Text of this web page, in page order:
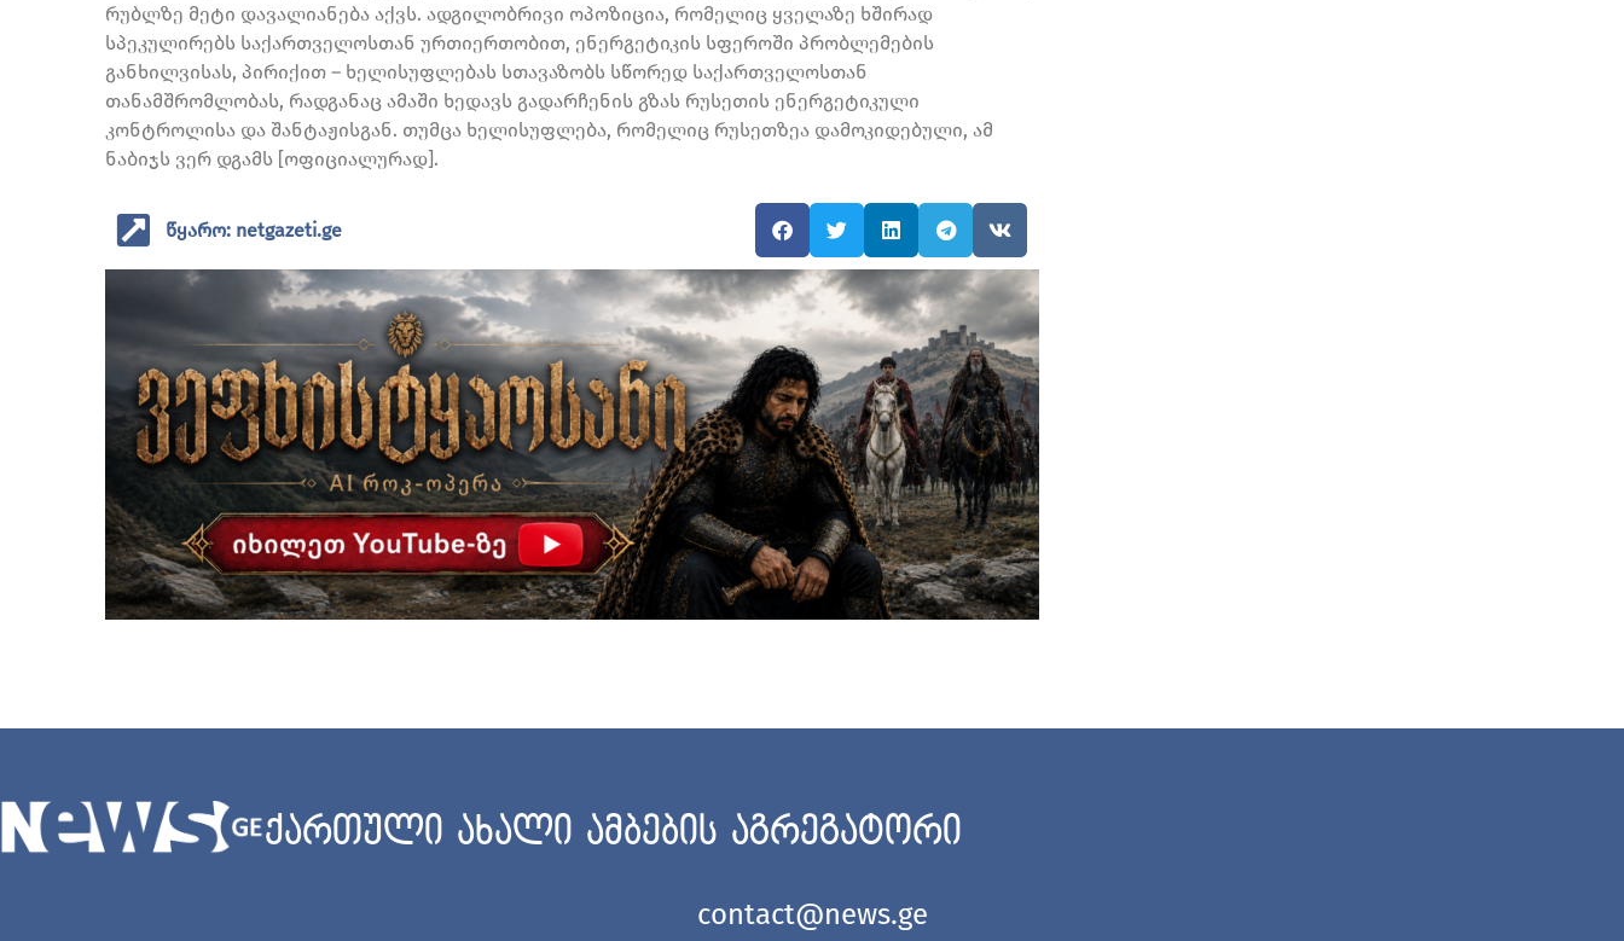
რუბლზე მეტი დავალიანება აქვს. ადგილობრივი ოპოზიცია, რომელიც ყველაზე ხშირად
სპეკულირებს საქართველოსთან ურთიერთობით, ენერგეტიკის სფეროში პრობლემების
განხილვისას, პირიქით – ხელისუფლებას სთავაზობს სწორედ საქართველოსთან
თანამშრომლობას, რადგანაც ამაში ხედავს გადარჩენის გზას რუსეთის ენერგეტიკული
კონტროლისა და შანტაჟისგან. თუმცა ხელისუფლება, რომელიც რუსეთზეა დამოკიდებული, ამ
ნაბიჯს ვერ დგამს [ოფიციალურად].
წყარო: netgazeti.ge
ქართული ახალი ამბების აგრეგატორი
contact@news.ge